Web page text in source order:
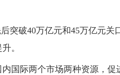
突破40万亿元和45万亿元
。
国际两个市场两种资源，